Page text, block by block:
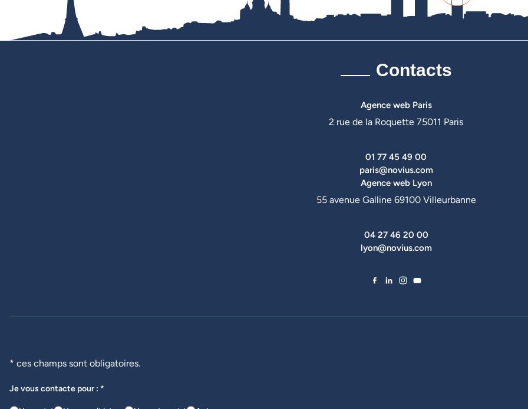
Contacts
Agence web Paris
2 rue de la Roquette 75011 Paris
01 77 45 49 00
paris@novius.com
Agence web Lyon
55 avenue Galline 69100 Villeurbanne
04 27 46 20 00
lyon@novius.com
* ces champs sont obligatoires.
Je vous contacte pour : *